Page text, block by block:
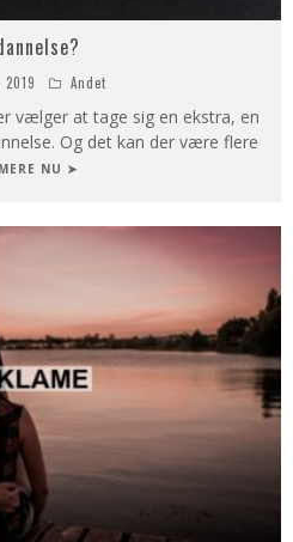
Andet
vælger at tage sig en ekstra, en
Og det kan der være flere
NU ➤